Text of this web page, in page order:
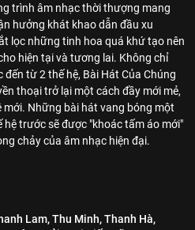
trình âm nhạc thời thượng mang
hưởng khát khao dẫn đầu xu
lọc những tinh hoa quá khứ tạo nên
hiện tại và tương lai. Không chỉ
từ 2 thế hệ, Bài Hát Của Chúng
thoại trở lại một cách đầy mới mẻ,
Những bài hát vang bóng một
trước sẽ được "khoác tấm áo mới"
chảy của âm nhạc hiện đại.
Lam,Thu Minh,Thanh Hà,